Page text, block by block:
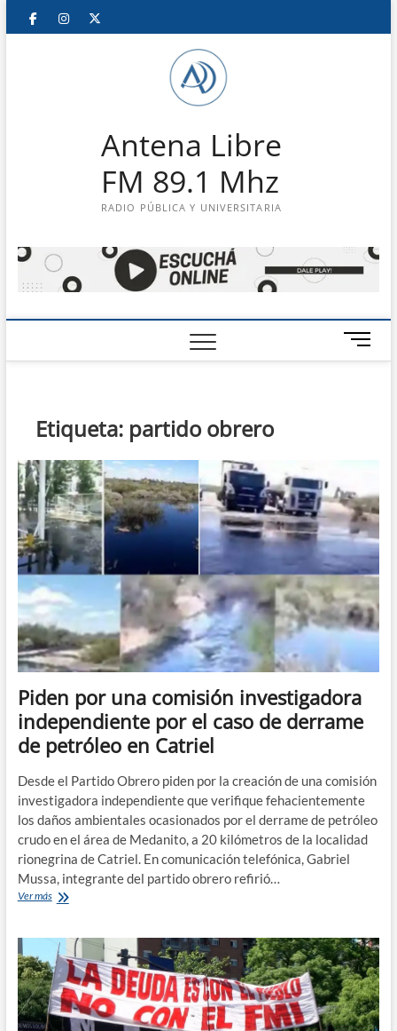
Saltar
FacebookInstagram
Antena Libre
FM 89.1 Mhz
RADIO PÚBLICA Y UNIVERSITARIA
B
o
e
n
ú
Etiqueta: partido obrero
Piden por una comisión investigadora
independiente por el caso de derrame
de petróleo en Catriel
Desde el Partido Obrero piden por la creación de una comisión
investigadora independiente que verifique fehacientemente
los daños ambientales ocasionados por el derrame de petróleo
crudo en el área de Medanito, a 20 kilómetros de la localidad
rionegrina de Catriel. En comunicación telefónica, Gabriel
Mussa, integrante del partido obrero refirió…
Ver másPiden
comisión
investigadora
independiente
por
el
caso